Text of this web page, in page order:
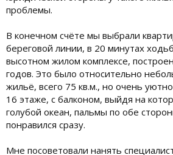
проблемы.
В конечном счёте мы выбрали
береговой линии, в 20 минутах
высотном жилом комплексе,
годов. Это было относительно
жильё, всего 75 кв.м., но очень
16 этаже, с балконом, выйдя на
голубой океан, пальмы по обе
понравился сразу.
Мне посоветовали нанять